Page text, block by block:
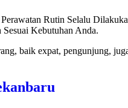
Rutin Selalu
Kebutuhan Anda.
baik expat, pengunjung,